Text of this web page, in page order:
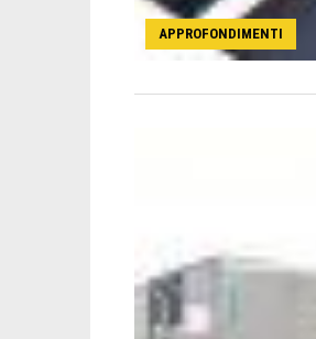
APPROFONDIMENTI